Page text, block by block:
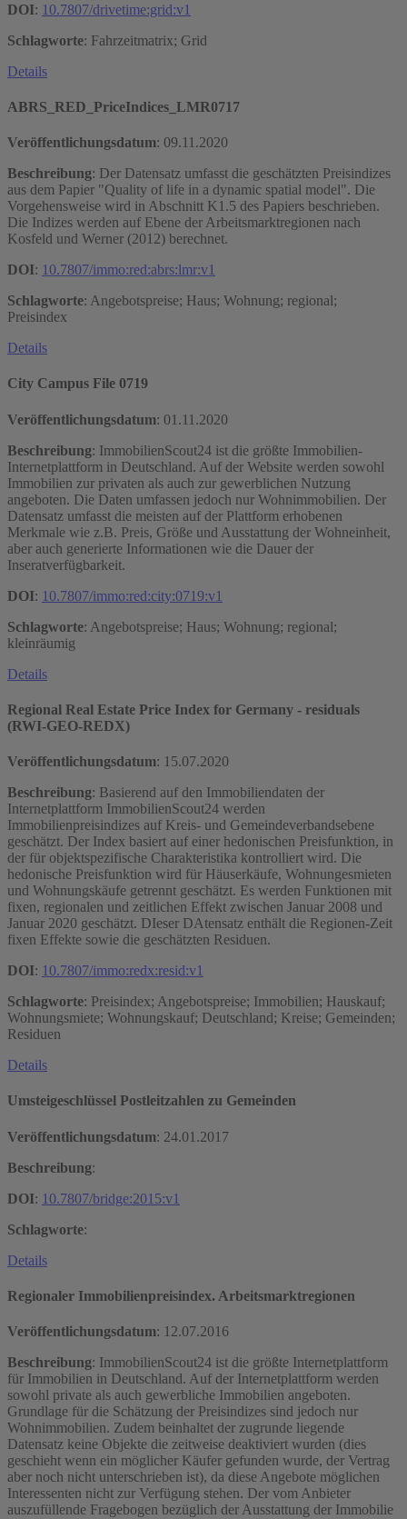
DOI: 10.7807/drivetime:grid:v1
Schlagworte: Fahrzeitmatrix; Grid
Details
ABRS_RED_PriceIndices_LMR0717
Veröffentlichungsdatum: 09.11.2020
Beschreibung: Der Datensatz umfasst die geschätzten Preisindizes
aus dem Papier "Quality of life in a dynamic spatial model". Die
Vorgehensweise wird in Abschnitt K1.5 des Papiers beschrieben.
Die Indizes werden auf Ebene der Arbeitsmarktregionen nach
Kosfeld und Werner (2012) berechnet.
DOI: 10.7807/immo:red:abrs:lmr:v1
Schlagworte: Angebotspreise; Haus; Wohnung; regional;
Preisindex
Details
City Campus File 0719
Veröffentlichungsdatum: 01.11.2020
Beschreibung: ImmobilienScout24 ist die größte Immobilien-
Internetplattform in Deutschland. Auf der Website werden sowohl
Immobilien zur privaten als auch zur gewerblichen Nutzung
angeboten. Die Daten umfassen jedoch nur Wohnimmobilien. Der
Datensatz umfasst die meisten auf der Plattform erhobenen
Merkmale wie z.B. Preis, Größe und Ausstattung der Wohneinheit,
aber auch generierte Informationen wie die Dauer der
Inseratverfügbarkeit.
DOI: 10.7807/immo:red:city:0719:v1
Schlagworte: Angebotspreise; Haus; Wohnung; regional;
kleinräumig
Details
Regional Real Estate Price Index for Germany - residuals
(RWI-GEO-REDX)
Veröffentlichungsdatum: 15.07.2020
Beschreibung: Basierend auf den Immobiliendaten der
Internetplattform ImmobilienScout24 werden
Immobilienpreisindizes auf Kreis- und Gemeindeverbandsebene
geschätzt. Der Index basiert auf einer hedonischen Preisfunktion, in
der für objektspezifische Charakteristika kontrolliert wird. Die
hedonische Preisfunktion wird für Häuserkäufe, Wohnungesmieten
und Wohnungskäufe getrennt geschätzt. Es werden Funktionen mit
fixen, regionalen und zeitlichen Effekt zwischen Januar 2008 und
Januar 2020 geschätzt. DIeser DAtensatz enthält die Regionen-Zeit
fixen Effekte sowie die geschätzten Residuen.
DOI: 10.7807/immo:redx:resid:v1
Schlagworte: Preisindex; Angebotspreise; Immobilien; Hauskauf;
Wohnungsmiete; Wohnungskauf; Deutschland; Kreise; Gemeinden;
Residuen
Details
Umsteigeschlüssel Postleitzahlen zu Gemeinden
Veröffentlichungsdatum: 24.01.2017
Beschreibung:
DOI: 10.7807/bridge:2015:v1
Schlagworte:
Details
Regionaler Immobilienpreisindex. Arbeitsmarktregionen
Veröffentlichungsdatum: 12.07.2016
Beschreibung: ImmobilienScout24 ist die größte Internetplattform
für Immobilien in Deutschland. Auf der Internetplattform werden
sowohl private als auch gewerbliche Immobilien angeboten.
Grundlage für die Schätzung der Preisindizes sind jedoch nur
Wohnimmobilien. Zudem beinhaltet der zugrunde liegende
Datensatz keine Objekte die zeitweise deaktiviert wurden (dies
geschieht wenn ein möglicher Käufer gefunden wurde, der Vertrag
aber noch nicht unterschrieben ist), da diese Angebote möglichen
Interessenten nicht zur Verfügung stehen. Der vom Anbieter
auszufüllende Fragebogen bezüglich der Ausstattung der Immobilie